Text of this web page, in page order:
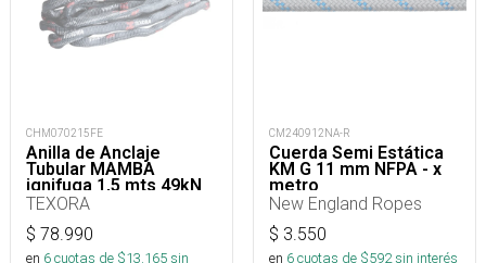
CHM070215FE
Anilla de Anclaje
Tubular MAMBA
ignifuga 1,5 mts 49kN
TEXORA
$ 78.990
en 6cuotas de $13.165sin
CM240912NA-R
Cuerda Semi Estática
KM G 11 mm NFPA - x
metro
New England Ropes
$ 3.550
en 6cuotas de $592sin interés